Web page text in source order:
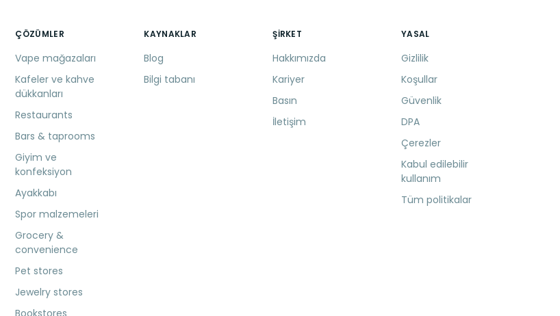
ÇÖZÜMLER
Vape mağazaları
Kafeler ve kahve
dükkanları
Restaurants
Bars & taprooms
Giyim ve
konfeksiyon
Ayakkabı
Spor malzemeleri
Grocery &
convenience
Pet stores
Jewelry stores
Bookstores
KAYNAKLAR
Blog
Bilgi tabanı
ŞIRKET
Hakkımızda
Kariyer
Basın
İletişim
YASAL
Gizlilik
Koşullar
Güvenlik
DPA
Çerezler
Kabul edilebilir
kullanım
Tüm politikalar